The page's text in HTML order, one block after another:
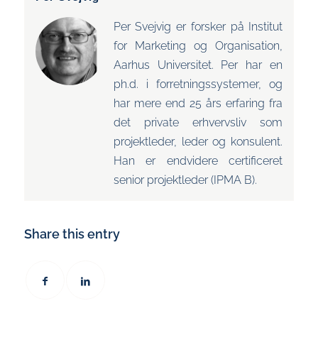
Per Svejvig er forsker på Institut
for Marketing og Organisation,
Aarhus Universitet. Per har en
ph.d. i forretningssystemer, og
har mere end 25 års erfaring fra
det private erhvervsliv som
projektleder, leder og konsulent.
Han er endvidere certificeret
senior projektleder (IPMA B).
Share this entry